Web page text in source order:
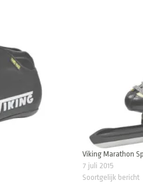
Viking Marathon
7 juli 2015
Soortgelijk bericht